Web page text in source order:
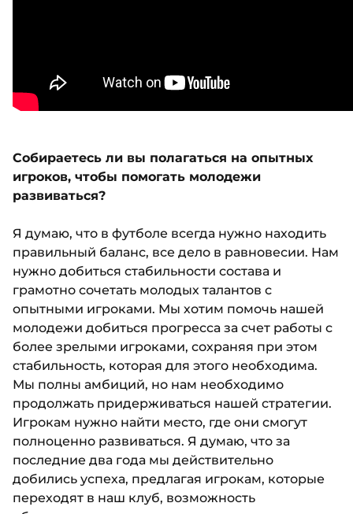
Собираетесь ли вы полагаться на опытных
игроков, чтобы помогать молодежи
развиваться?
Я думаю, что в футболе всегда нужно находить
правильный баланс, все дело в равновесии. Нам
нужно добиться стабильности состава и
грамотно сочетать молодых талантов с
опытными игроками. Мы хотим помочь нашей
молодежи добиться прогресса за счет работы с
более зрелыми игроками, сохраняя при этом
стабильность, которая для этого необходима.
Мы полны амбиций, но нам необходимо
продолжать придерживаться нашей стратегии.
Игрокам нужно найти место, где они смогут
полноценно развиваться. Я думаю, что за
последние два года мы действительно
добились успеха, предлагая игрокам, которые
переходят в наш клуб, возможность